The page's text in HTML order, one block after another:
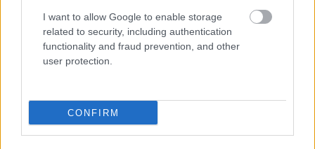
I want to allow Google to enable storage
related to security, including authentication
functionality and fraud prevention, and other
user protection.
CONFIRM
A Facebookon
Néhány éve jelen van a blog aFacebookon
mára már 1400 követővel rendelkezem.
A jövő
És hogy mit fog hozni a jövő? Nos én még nagyon sok
helyre szeretnék elutazni, rengeteg ötletem van már